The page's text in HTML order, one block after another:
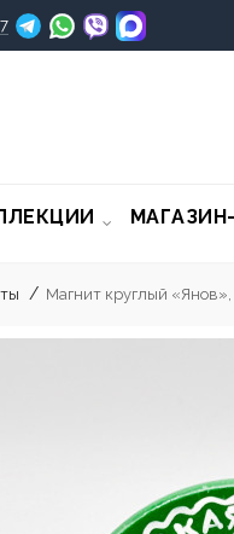
Магнит круглый «Янов»,